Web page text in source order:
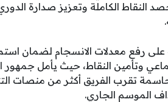
حصد النقاط الكاملة وتعزيز صدارة
رفع معدلات الانسجام لضمان
وتأمين النقاط، حيث يأمل جمهور
حاسمة تقرب الفريق أكثر من منصات
الموسم الجاري.